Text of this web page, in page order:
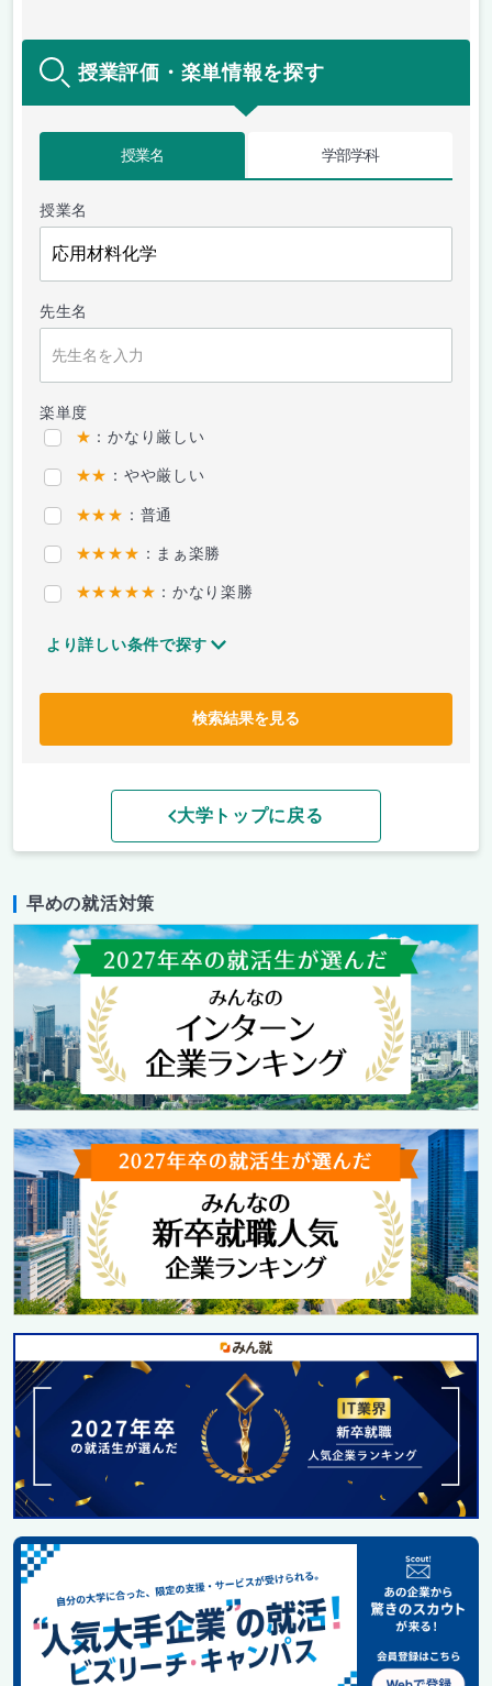
授業評価・楽単情報を探す
授業名 学部学科
授業名
先生名
楽単度
★ ：かなり厳しい
★★ ：やや厳しい
★★★ ：普通
★★★★ ：まぁ楽勝
★★★★★ ：かなり楽勝
より詳しい条件で探す
検索結果を見る
大学トップに戻る
早めの就活対策